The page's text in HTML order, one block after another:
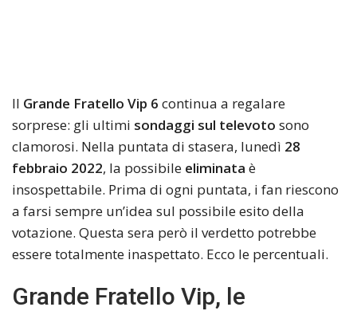
Il Grande Fratello Vip 6 continua a regalare
sorprese: gli ultimi sondaggi sul televoto sono
clamorosi. Nella puntata di stasera, lunedì 28
febbraio 2022, la possibile eliminata è
insospettabile. Prima di ogni puntata, i fan riescono
a farsi sempre un’idea sul possibile esito della
votazione. Questa sera però il verdetto potrebbe
essere totalmente inaspettato. Ecco le percentuali.
Grande Fratello Vip, le